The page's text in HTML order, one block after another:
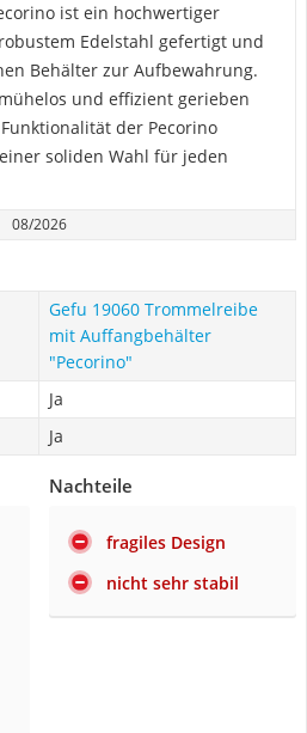
ist ein hochwertiger
Edelstahl gefertigt und
Behälter zur Aufbewahrung.
und effizient gerieben
der Pecorino
soliden Wahl für jeden
08/2026
Gefu 19060 Trommelreibe
mit Auffangbehälter
"Pecorino"
Ja
Ja
Nachteile
fragiles Design
nicht sehr stabil